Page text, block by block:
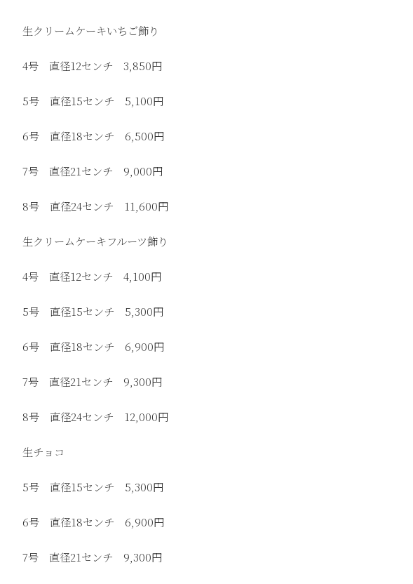
生クリームケーキいちご飾り
4号 直径12センチ 3,850円
5号 直径15センチ 5,100円
6号 直径18センチ 6,500円
7号 直径21センチ 9,000円
8号 直径24センチ 11,600円
生クリームケーキフルーツ飾り
4号 直径12センチ 4,100円
5号 直径15センチ 5,300円
6号 直径18センチ 6,900円
7号 直径21センチ 9,300円
8号 直径24センチ 12,000円
生チョコ
5号 直径15センチ 5,300円
6号 直径18センチ 6,900円
7号 直径21センチ 9,300円